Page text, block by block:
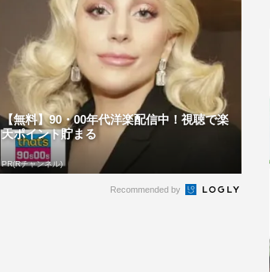
【無料】90・00年代洋楽配信中！視聴で楽
天ポイント貯まる
PR(Rチャンネル)
Recommended by